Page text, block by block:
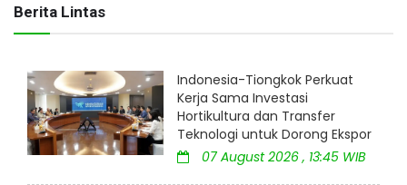
Berita Lintas
Indonesia-Tiongkok Perkuat
Kerja Sama Investasi
Hortikultura dan Transfer
Teknologi untuk Dorong Ekspor
07 August 2026 , 13:45 WIB